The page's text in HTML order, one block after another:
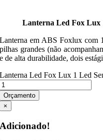
Lanterna Led Fox Lux
Lanterna em ABS Foxlux com
pilhas grandes (não
e de alta durabilidade, dois
Lanterna Led Fox Lux 1 Led
Orçamento
×
Adicionado!